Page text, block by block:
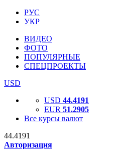
РУС
УКР
ВИДЕО
ФОТО
ПОПУЛЯРНЫЕ
СПЕЦПРОЕКТЫ
USD
USD 44.4191
EUR 51.2905
Все курсы валют
44.4191
Авторизация